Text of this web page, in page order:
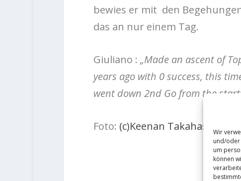
Wir
und/oder
um
können
bewies er mit den Begehungen
das an nur einem Tag.
Giuliano : „Made an ascent of
years ago with 0 success, this
went down 2nd Go from the
Foto: (c)Keenan Takahashi